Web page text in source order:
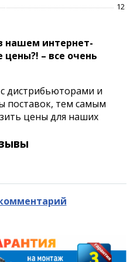
12
нашем интернет-
– все очень
дистрибьюторами и
тем самым
цены для наших